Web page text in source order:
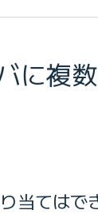
に複
当てはで